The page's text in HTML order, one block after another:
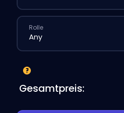
Rolle
Gesamtpreis: